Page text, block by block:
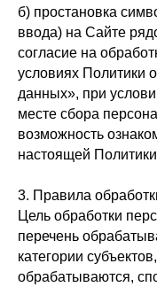
б) простановка
ввода) на Сайте
согласие на
условиях Политики
данных», при
месте сбора
возможность
настоящей
3. Правила
Цель обработки
перечень
категории
обрабатываются,